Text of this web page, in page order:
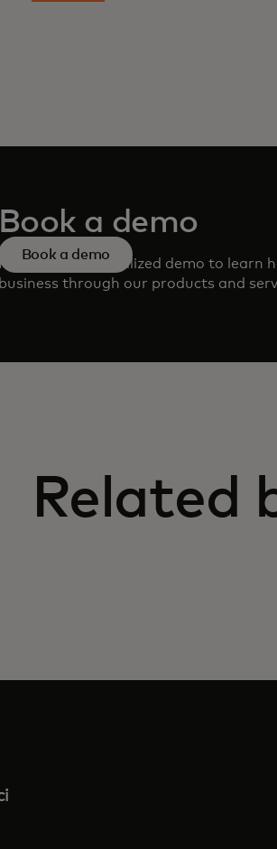
Book a demo
a personalized demo to learn
business through our products and
Book a demo
Related